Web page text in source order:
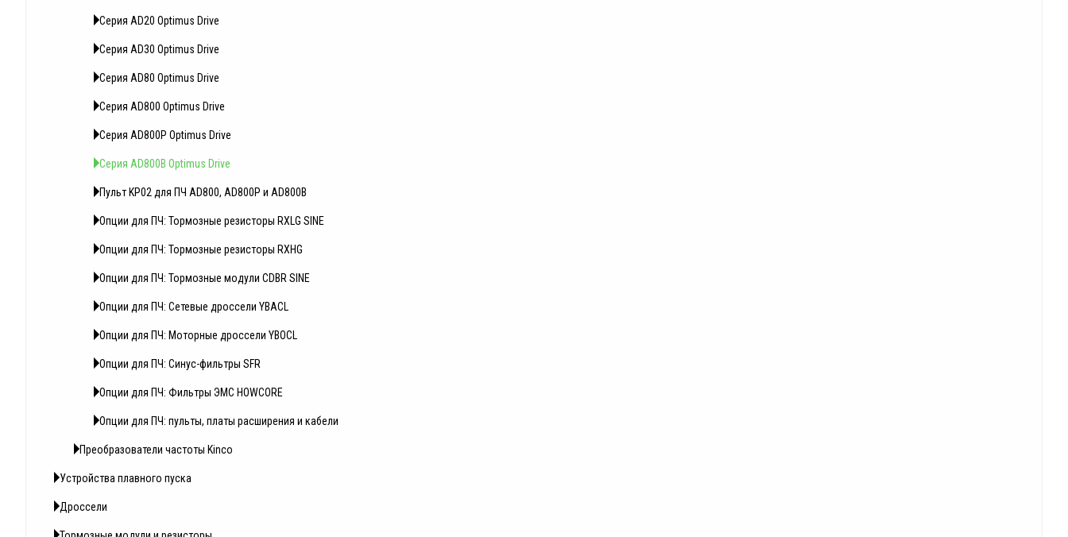
Серия AD20 Optimus Drive
Серия AD30 Optimus Drive
Серия AD80 Optimus Drive
Серия AD800 Optimus Drive
Серия AD800P Optimus Drive
Серия AD800B Optimus Drive
Пульт KP02 для ПЧ AD800, AD800P и AD800B
Опции для ПЧ: Тормозные резисторы RXLG SINE
Опции для ПЧ: Тормозные резисторы RXHG
Опции для ПЧ: Тормозные модули CDBR SINE
Опции для ПЧ: Сетевые дроссели YBACL
Опции для ПЧ: Моторные дроссели YBOCL
Опции для ПЧ: Синус-фильтры SFR
Опции для ПЧ: Фильтры ЭМС HOWCORE
Опции для ПЧ: пульты, платы расширения и кабели
Преобразователи частоты Kinco
Устройства плавного пуска
Дроссели